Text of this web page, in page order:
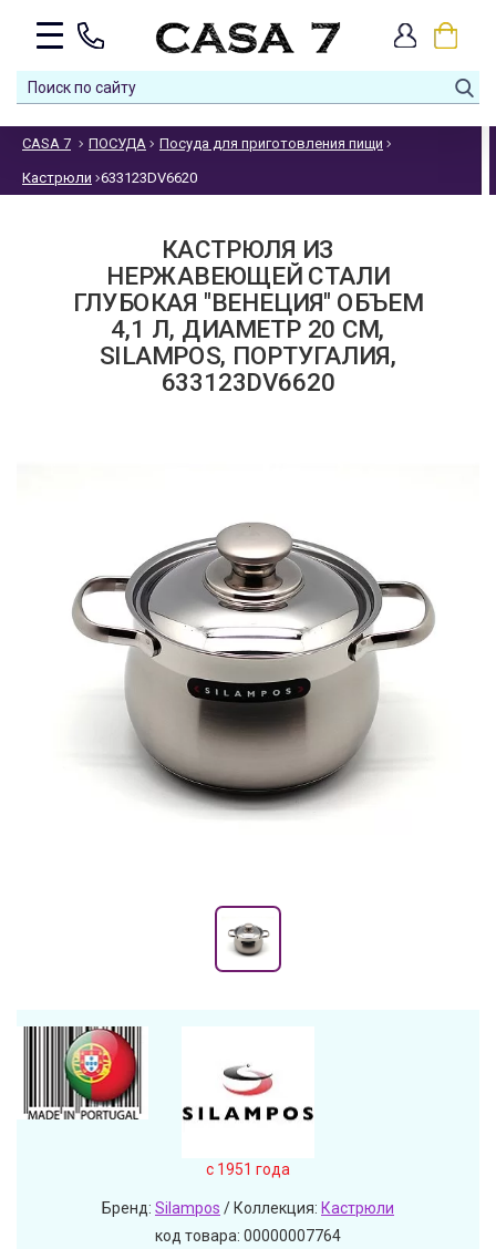
CASA 7 ПОСУДА Посуда для приготовления пищи
Кастрюли 633123DV6620
КАСТРЮЛЯ ИЗ
НЕРЖАВЕЮЩЕЙ СТАЛИ
ГЛУБОКАЯ "ВЕНЕЦИЯ" ОБЪЕМ
4,1 Л, ДИАМЕТР 20 СМ,
SILAMPOS, ПОРТУГАЛИЯ,
633123DV6620
c 1951 года
Бренд: Silampos / Коллекция: Кастрюли
код товара: 00000007764